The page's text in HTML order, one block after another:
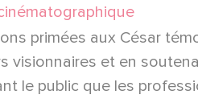
primées aux César
visionnaires et en
le public que les